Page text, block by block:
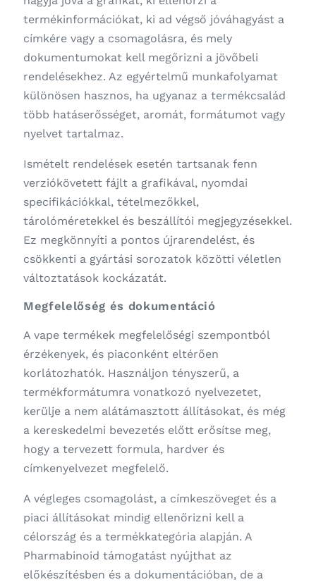
termékinformációkat, ki ad végső jóváhagyást a
címkére vagy a csomagolásra, és mely
dokumentumokat kell megőrizni a jövőbeli
rendelésekhez. Az egyértelmű munkafolyamat
különösen hasznos, ha ugyanaz a termékcsalád
több hatáserősséget, aromát, formátumot vagy
nyelvet tartalmaz.
Ismételt rendelések esetén tartsanak fenn
verziókövetett fájlt a grafikával, nyomdai
specifikációkkal, tételmezőkkel,
tárolóméretekkel és beszállítói megjegyzésekkel.
Ez megkönnyíti a pontos újrarendelést, és
csökkenti a gyártási sorozatok közötti véletlen
változtatások kockázatát.
Megfelelőség és dokumentáció
A vape termékek megfelelőségi szempontból
érzékenyek, és piaconként eltérően
korlátozhatók. Használjon tényszerű, a
termékformátumra vonatkozó nyelvezetet,
kerülje a nem alátámasztott állításokat, és még
a kereskedelmi bevezetés előtt erősítse meg,
hogy a tervezett formula, hardver és
címkenyelvezet megfelelő.
A végleges csomagolást, a címkeszöveget és a
piaci állításokat mindig ellenőrizni kell a
célország és a termékkategória alapján. A
Pharmabinoid támogatást nyújthat az
előkészítésben és a dokumentációban, de a